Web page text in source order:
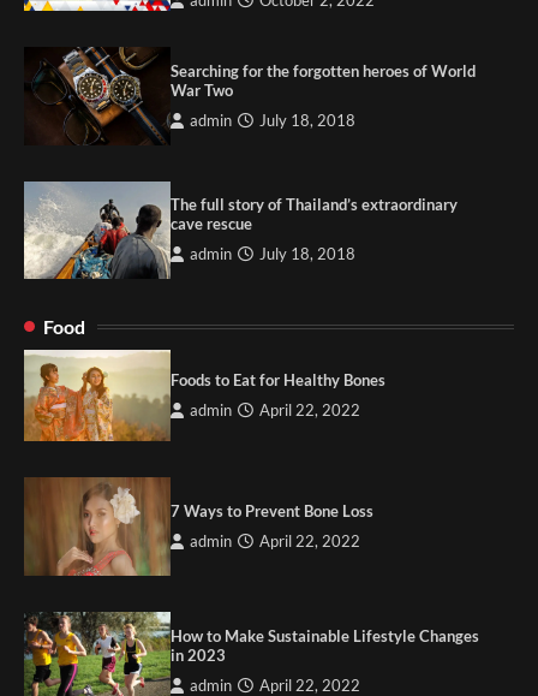
Searching for the forgotten heroes of World
War Two
admin July 18, 2018
The full story of Thailand’s extraordinary
cave rescue
admin July 18, 2018
Food
Foods to Eat for Healthy Bones
admin April 22, 2022
7 Ways to Prevent Bone Loss
admin April 22, 2022
How to Make Sustainable Lifestyle Changes
in 2023
admin April 22, 2022